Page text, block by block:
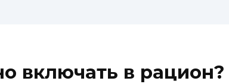
включать в рацион?